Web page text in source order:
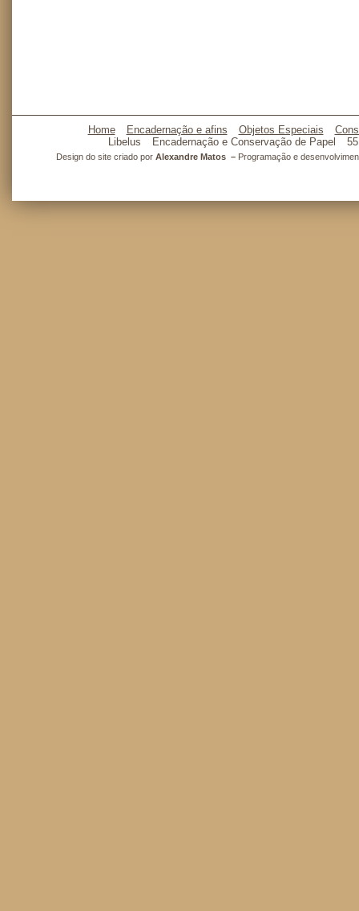
Home Encadernação e afins Objetos Especiais
Libelus
Encadernação e Conservação de Papel
Design do site criado por Alexandre Matos – Programação e